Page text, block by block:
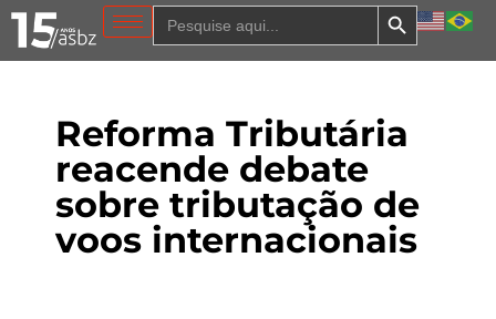
Search
for:
Search Button
Reforma Tributária
reacende debate
sobre tributação de
voos internacionais